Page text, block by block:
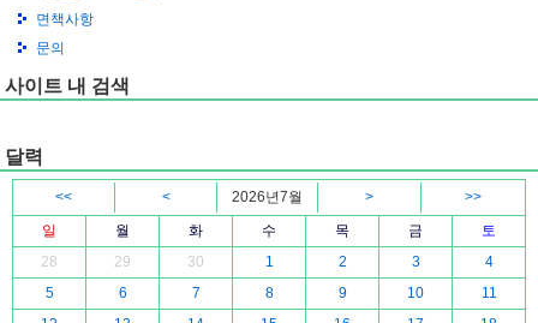
면책사항
문의
사이트 내 검색
달력
<< < 2026년7월 >
>>
일
월 화 수 목 금
토
28
29 30 1 2 3
4
5
6 7 8 9 10
11